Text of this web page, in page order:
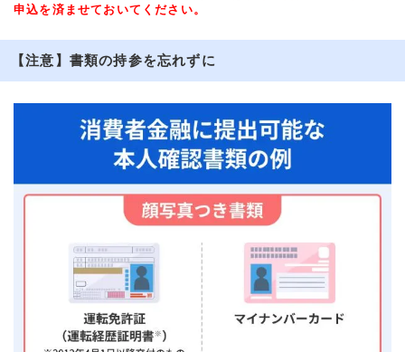
申込を済ませておいてください。
【注意】書類の持参を忘れずに